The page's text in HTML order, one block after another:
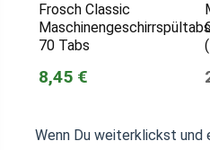
Frosch Classic
Maschinengeschirrspültabs
70 Tabs
8,45 €
Wenn Du weiterklickst